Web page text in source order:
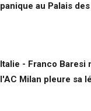
panique au Palais
Italie - Franco Baresi
l'AC Milan pleure sa